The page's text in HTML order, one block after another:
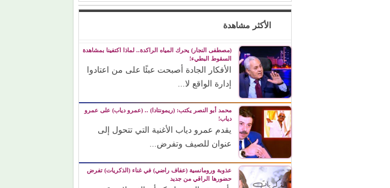
الأكثر مشاهدة
(مصطفى النجار) يحرك المياه الراكدة.. لماذا اكتفينا بمشاهدة
السقوط البطيء!
الأفكار الجادة أصبحت عبئًا على من اعتادوا
إدارة الواقع لا...
محمد أبو النصر يكتب: (ريمونتادا) .. (عمرو دياب) على عمرو
دياب!
يقدم عمرو دياب الأغنية التي تتحول إلى
عنوان للصيف وتفرض...
عذوبة ورومانسية (عفاف راضي) في غناء (الذكريات) تفرض
حضورها الراقي من جديد